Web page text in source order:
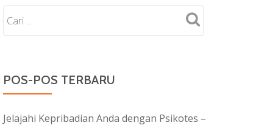
POS-POS TERBARU
Jelajahi Kepribadian Anda dengan Psikotes –